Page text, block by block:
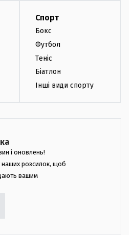
Спорт
Бокс
Футбол
Теніс
Біатлон
Інші види спорту
і оновлень!
наших розсилок, щоб
вашим